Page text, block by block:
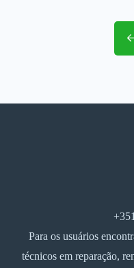
Para os usuários
técnicos em reparação,